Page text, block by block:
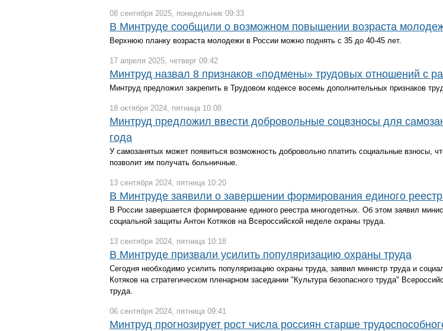
08 сентября 2025, понедельник 09:33
В Минтруде сообщили о возможном повышении возраста
Верхнюю планку возраста молодежи в России можно поднять с 35 до 40-45 лет.
17 апреля 2025, четверг 09:42
Минтруд назвал 8 признаков «подмены» трудовых отношений с
Минтруд предложил закрепить в Трудовом кодексе восемь дополнительных признаков
18 октября 2024, пятница 10:08
Минтруд предложил ввести добровольные соцвзносы для
года
У самозанятых может появиться возможность добровольно платить социальные взносы,
позволит им получать больничные.
13 сентября 2024, пятница 10:20
В Минтруде заявили о завершении формирования единого
В России завершается формирование единого реестра многодетных. Об этом заявил
социальной защиты Антон Котяков на Всероссийской неделе охраны труда.
13 сентября 2024, пятница 10:18
В Минтруде призвали усилить популяризацию охраны труда
Сегодня необходимо усилить популяризацию охраны труда, заявил министр труда и
Котяков на стратегическом пленарном заседании "Культура безопасного труда"
труда.
06 сентября 2024, пятница 09:41
Минтруд прогнозирует рост числа россиян старше